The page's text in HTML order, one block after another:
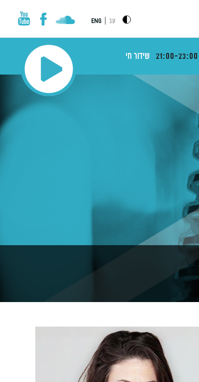
עב ENG
21:00-23:00 שידור חי